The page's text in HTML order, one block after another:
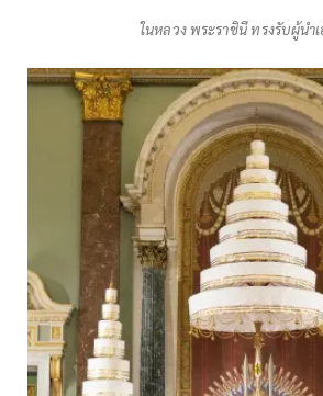
ในหลวง พระราชินี ทรงรับผู้นำ